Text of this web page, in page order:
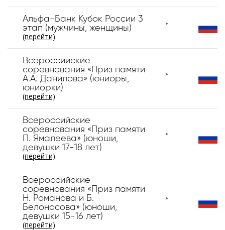
Альфа-Банк Кубок России 3
этап (мужчины, женщины)
(перейти)
Всероссийские
соревнования «Приз памяти
А.А. Данилова» (юниоры,
юниорки)
(перейти)
Всероссийские
соревнования «Приз памяти
П. Ямалеева» (юноши,
девушки 17-18 лет)
(перейти)
Всероссийские
соревнования «Приз памяти
Н. Романова и Б.
Белоносова» (юноши,
девушки 15-16 лет)
(перейти)